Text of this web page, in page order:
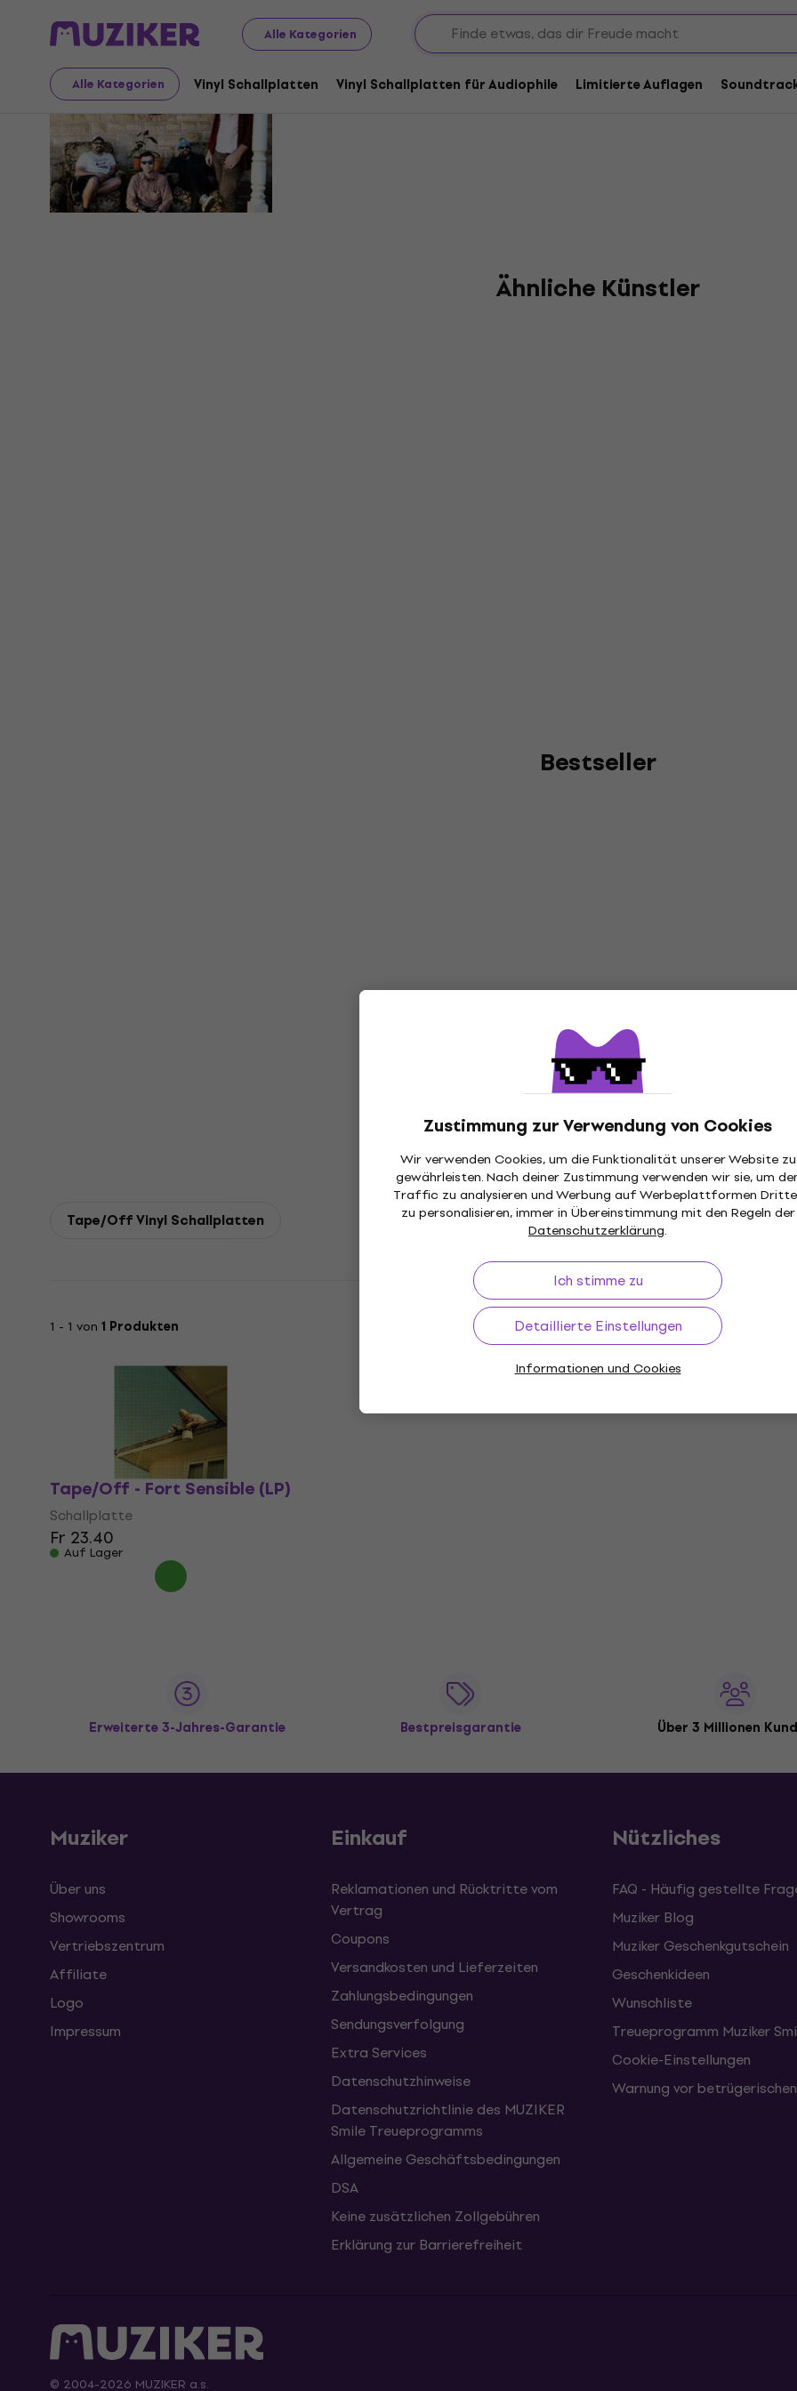
Alle Kategorien
Alle Kategorien Vinyl Schallplatten Vinyl Schallplatten für Audiophile Limitierte Auflagen
Zustimmung zur Verwendung von Cookies
Wir verwenden Cookies, um die Funktionalität unserer Website zu
gewährleisten. Nach deiner Zustimmung verwenden wir sie, um
Traffic zu analysieren und Werbung auf Werbeplattformen
zu personalisieren, immer in Übereinstimmung mit den Regeln der
Datenschutzerklärung.
Ich stimme zu
Detaillierte Einstellungen
Informationen und Cookies
Tape/Off
Ähnliche Künstler
Bestseller
Tape/Off Vinyl Schallplatten
1 - 1 von 1 Produkten
Tape/Off - Fort Sensible (LP)
Schallplatte
Fr 23.40
Auf Lager
Erweiterte 3-Jahres-Garantie Bestpreisgarantie Über 3 Millionen
Muziker
Über uns
Showrooms
Vertriebszentrum
Affiliate
Logo
Impressum
Einkauf
Reklamationen und Rücktritte vom
Vertrag
Coupons
Versandkosten und Lieferzeiten
Zahlungsbedingungen
Sendungsverfolgung
Extra Services
Datenschutzhinweise
Datenschutzrichtlinie des MUZIKER
Smile Treueprogramms
Allgemeine Geschäftsbedingungen
DSA
Keine zusätzlichen Zollgebühren
Erklärung zur Barrierefreiheit
Nützliches
FAQ - Häufig gestellte
Muziker Blog
Muziker Geschenkgutschein
Geschenkideen
Wunschliste
Treueprogramm Muziker
Cookie-Einstellungen
Warnung vor
© 2004-2026 MUZIKER a.s.